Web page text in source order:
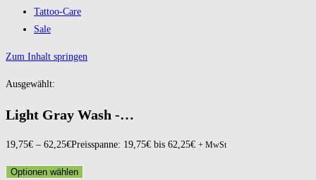
Tattoo-Care
Sale
Zum Inhalt springen
Ausgewählt:
Light Gray Wash -…
19,75€ – 62,25€Preisspanne: 19,75€ bis 62,25€ + MwSt
Optionen wählen